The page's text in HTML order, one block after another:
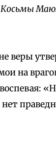
Косьмы
веры
на